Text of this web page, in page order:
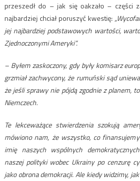
przeszedł do – jak się oakzało – części
najbardziej chciał poruszyć kwestię:
jej najbardziej podstawowych wartości,
Zjednoczonymi Ameryki”.
– Byłem zaskoczony, gdy były komisarz
grzmiał zachwycony, że rumuński sąd
że jeśli sprawy nie pójdą zgodnie z planem,
Niemczech.
Te lekceważące stwierdzenia szokują
mówiono nam, że wszystko, co
imię naszych wspólnych
naszej polityki wobec Ukrainy po cenzurę
jako obrona demokracji. Ale kiedy widzimy,